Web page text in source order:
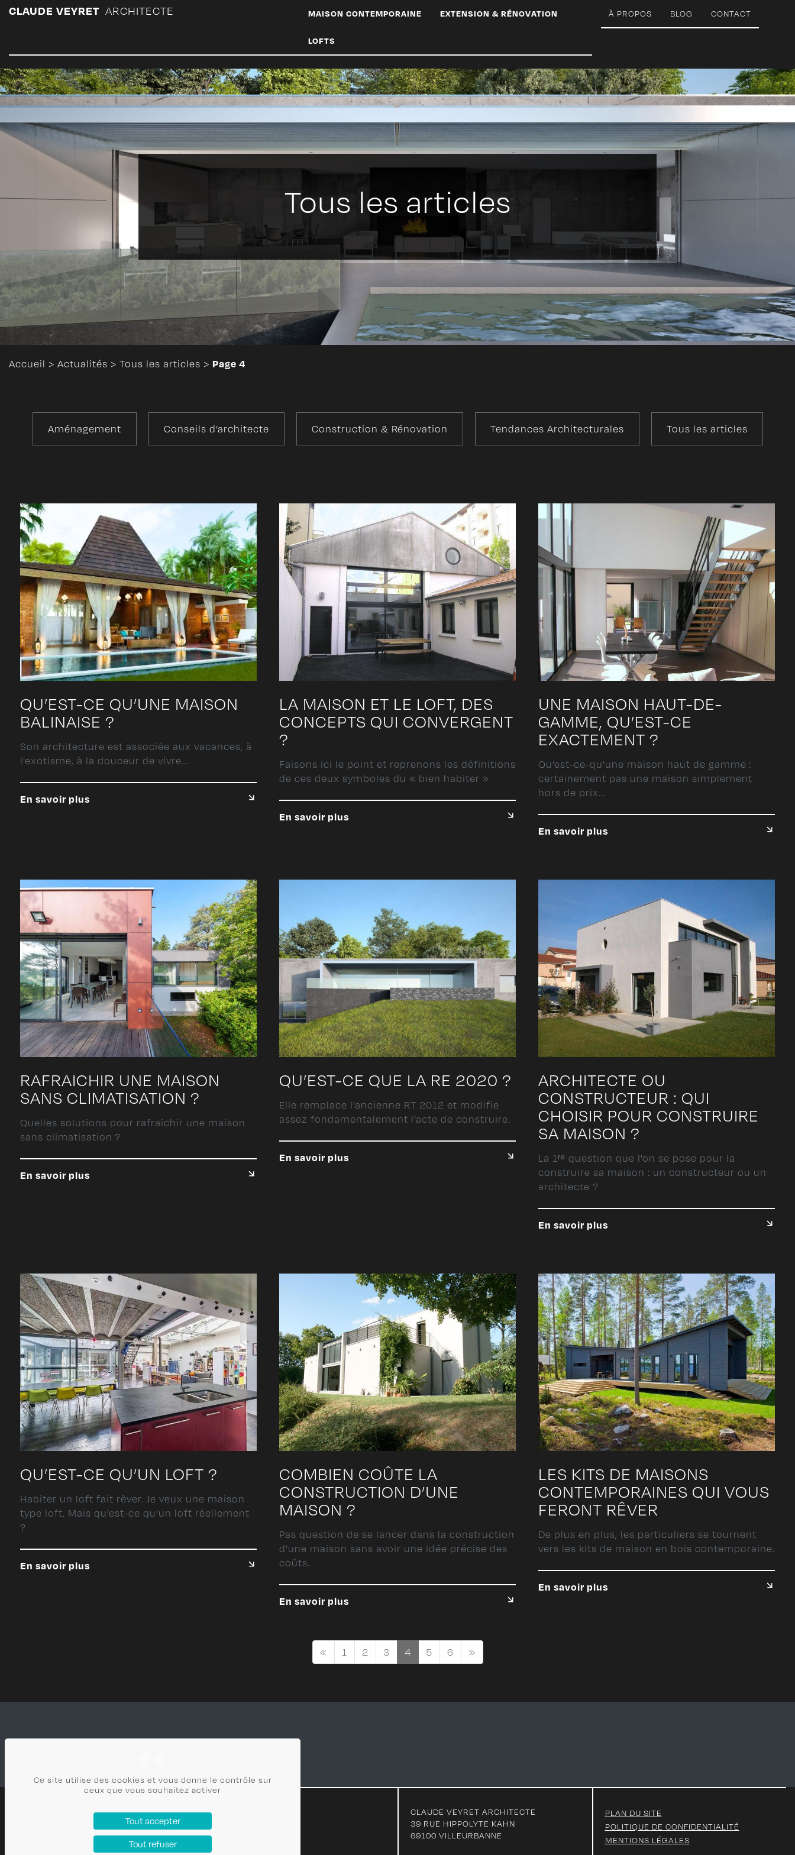
CLAUDE VEYRET ARCHITECTE MAISON CONTEMPORAINE EXTENSION & RÉNOVATION
LOFTS
À PROPOS BLOG CONTACT
Tous les articles
Accueil > Actualités > Tous les articles > Page 4
Aménagement Conseils d’architecte Construction & Rénovation Tendances Architecturales Tous les articles
QU’EST-CE QU’UNE MAISON
BALINAISE ?
Son architecture est associée aux vacances, à
l’exotisme, à la douceur de vivre...
En savoir plus
LA MAISON ET LE LOFT, DES
CONCEPTS QUI CONVERGENT
?
Faisons ici le point et reprenons les définitions
de ces deux symboles du « bien habiter »
En savoir plus
UNE MAISON HAUT-DE-
GAMME, QU’EST-CE
EXACTEMENT ?
Qu’est-ce-qu'une maison haut de gamme :
certainement pas une maison simplement
hors de prix...
En savoir plus
RAFRAICHIR UNE MAISON
SANS CLIMATISATION ?
Quelles solutions pour rafraichir une maison
sans climatisation ?
En savoir plus
QU’EST-CE QUE LA RE 2020 ?
Elle remplace l’ancienne RT 2012 et modifie
assez fondamentalement l’acte de construire.
En savoir plus
ARCHITECTE OU
CONSTRUCTEUR : QUI
CHOISIR POUR CONSTRUIRE
SA MAISON ?
La 1ʳᵉ question que l'on se pose pour la
construire sa maison : un constructeur ou un
architecte ?
En savoir plus
QU’EST-CE QU’UN LOFT ?
Habiter un loft fait rêver. Je veux une maison
type loft. Mais qu’est-ce qu’un loft réellement
?
En savoir plus
COMBIEN COÛTE LA
CONSTRUCTION D’UNE
MAISON ?
Pas question de se lancer dans la construction
d’une maison sans avoir une idée précise des
coûts.
En savoir plus
LES KITS DE MAISONS
CONTEMPORAINES QUI VOUS
FERONT RÊVER
De plus en plus, les particuliers se tournent
vers les kits de maison en bois contemporaine.
En savoir plus
« 1 2 3 4 5 6 »
CLAUDE VEYRET
ARCHITECTE
CLAUDE VEYRET ARCHITECTE
39 RUE HIPPOLYTE KAHN
69100 VILLEURBANNE
PLAN DU SITE
POLITIQUE DE CONFIDENTIALITÉ
MENTIONS LÉGALES
Panneau de gestion des cookies
Ce site utilise des cookies et vous donne le contrôle sur
ceux que vous souhaitez activer
Tout accepter
Tout refuser